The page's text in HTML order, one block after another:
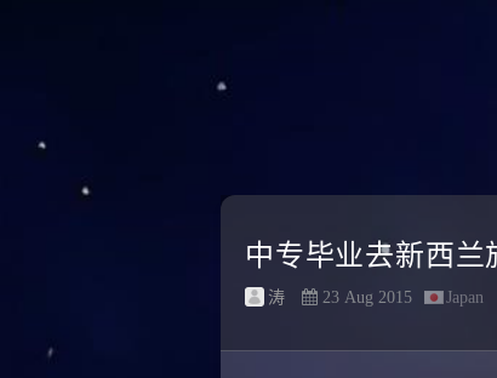
中专毕业去新西兰
涛 23 Aug 2015 Japan